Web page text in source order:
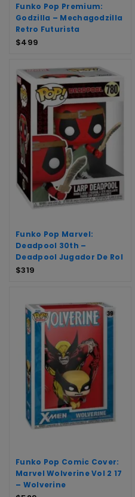
Funko Pop Premium:
Godzilla – Mechagodzilla
Retro Futurista
$499
Funko Pop Marvel:
Deadpool 30th –
Deadpool Jugador De Rol
$319
Funko Pop Comic Cover:
Marvel Wolverine Vol 2 17
– Wolverine